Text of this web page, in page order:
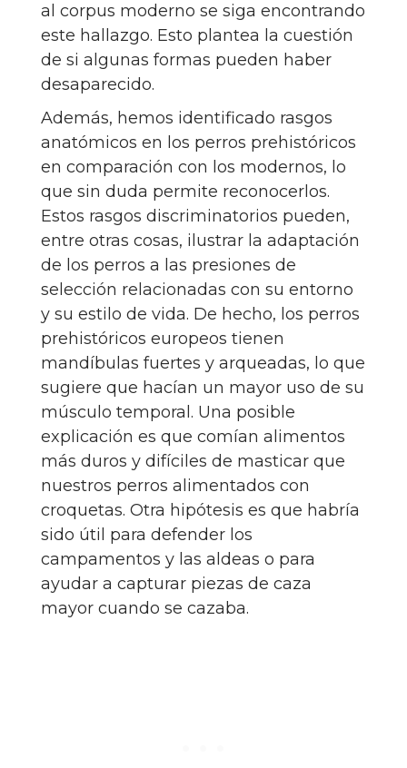
al corpus moderno se siga encontrando
este hallazgo. Esto plantea la cuestión
de si algunas formas pueden haber
desaparecido.
Además, hemos identificado rasgos
anatómicos en los perros prehistóricos
en comparación con los modernos, lo
que sin duda permite reconocerlos.
Estos rasgos discriminatorios pueden,
entre otras cosas, ilustrar la adaptación
de los perros a las presiones de
selección relacionadas con su entorno
y su estilo de vida. De hecho, los perros
prehistóricos europeos tienen
mandíbulas fuertes y arqueadas, lo que
sugiere que hacían un mayor uso de su
músculo temporal. Una posible
explicación es que comían alimentos
más duros y difíciles de masticar que
nuestros perros alimentados con
croquetas. Otra hipótesis es que habría
sido útil para defender los
campamentos y las aldeas o para
ayudar a capturar piezas de caza
mayor cuando se cazaba.